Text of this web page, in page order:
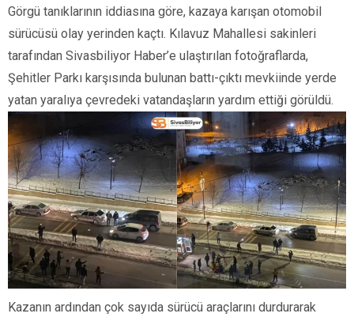
Görgü tanıklarının iddiasına göre, kazaya karışan otomobil
sürücüsü olay yerinden kaçtı. Kılavuz Mahallesi sakinleri
tarafından Sivasbiliyor Haber’e ulaştırılan fotoğraflarda,
Şehitler Parkı karşısında bulunan battı-çıktı mevkiinde yerde
yatan yaralıya çevredeki vatandaşların yardım ettiği görüldü.
Kazanın ardından çok sayıda sürücü araçlarını durdurarak